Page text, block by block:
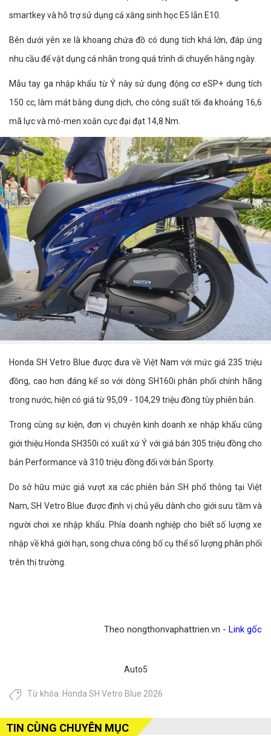
smartkey và hỗ trợ sử dụng cả xăng sinh học E5 lẫn E10.
Bên dưới yên xe là khoang chứa đồ có dung tích khá lớn, đáp ứng
nhu cầu để vật dụng cá nhân trong quá trình di chuyển hằng ngày.
Mẫu tay ga nhập khẩu từ Ý này sử dụng động cơ eSP+ dung tích
150 cc, làm mát bằng dung dịch, cho công suất tối đa khoảng 16,6
mã lực và mô-men xoắn cực đại đạt 14,8 Nm.
Honda SH Vetro Blue được đưa về Việt Nam với mức giá 235 triệu
đồng, cao hơn đáng kể so với dòng SH160i phân phối chính hãng
trong nước, hiện có giá từ 95,09 - 104,29 triệu đồng tùy phiên bản.
Trong cùng sự kiện, đơn vị chuyên kinh doanh xe nhập khẩu cũng
giới thiệu Honda SH350i có xuất xứ Ý với giá bán 305 triệu đồng cho
bản Performance và 310 triệu đồng đối với bản Sporty.
Do sở hữu mức giá vượt xa các phiên bản SH phổ thông tại Việt
Nam, SH Vetro Blue được định vị chủ yếu dành cho giới sưu tầm và
người chơi xe nhập khẩu. Phía doanh nghiệp cho biết số lượng xe
nhập về khá giới hạn, song chưa công bố cụ thể số lượng phân phối
trên thị trường.
Theo nongthonvaphattrien.vn - Link gốc
Auto5
Từ khóa: Honda SH Vetro Blue 2026
TIN CÙNG CHUYÊN MỤC